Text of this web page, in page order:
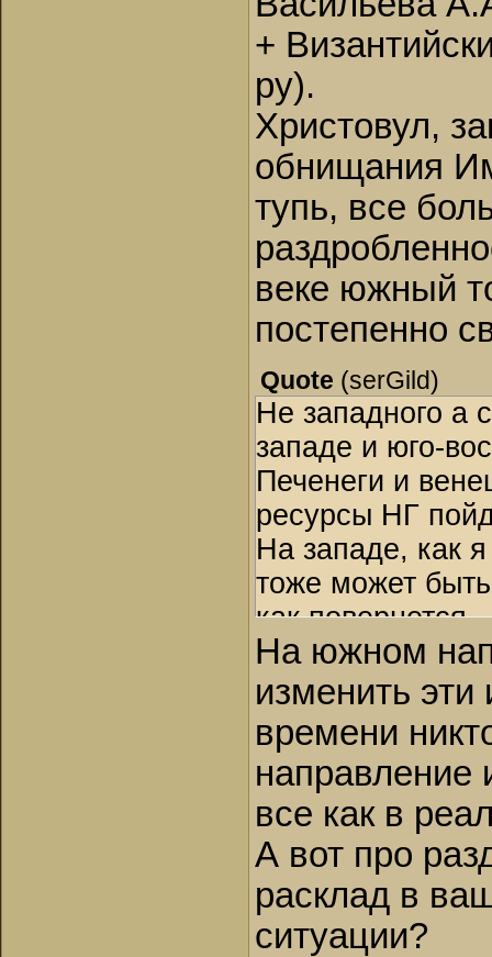
+
ру).
Христовул,
обнищания
тупь, все
веке южный
постепенно
Quote (serGild)
Не западного а
западе и юго-
Печенеги и
ресурсы НГ
На западе, как
тоже может
как повернется.
На южном
изменить эти
времени
направление
все как в
А вот про
расклад в
ситуации?